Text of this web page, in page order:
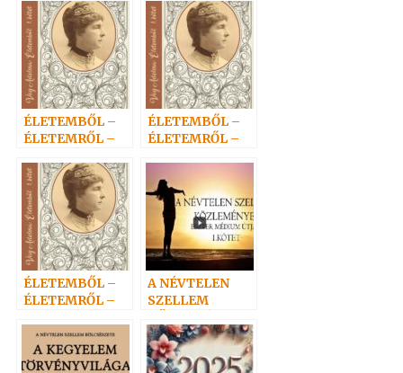
ÉLETEMBŐL –
ÉLETEMRŐL –
ÉLETEMBŐL –
ÉLETEMRŐL –
ÉLETEMBŐL –
ÉLETEMRŐL –
A NÉVTELEN
SZELLEM
I.